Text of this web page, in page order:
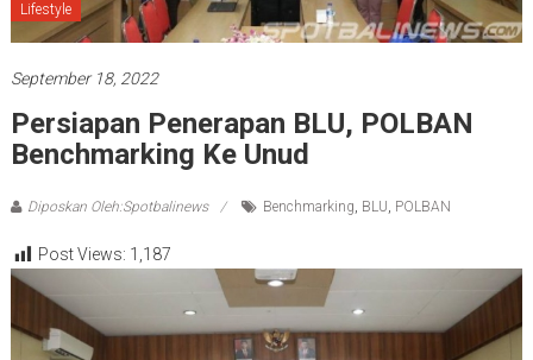
Lifestyle
September 18, 2022
Persiapan Penerapan BLU, POLBAN
Benchmarking Ke Unud
Diposkan Oleh:Spotbalinews Benchmarking, BLU, POLBAN
Post Views: 1,187